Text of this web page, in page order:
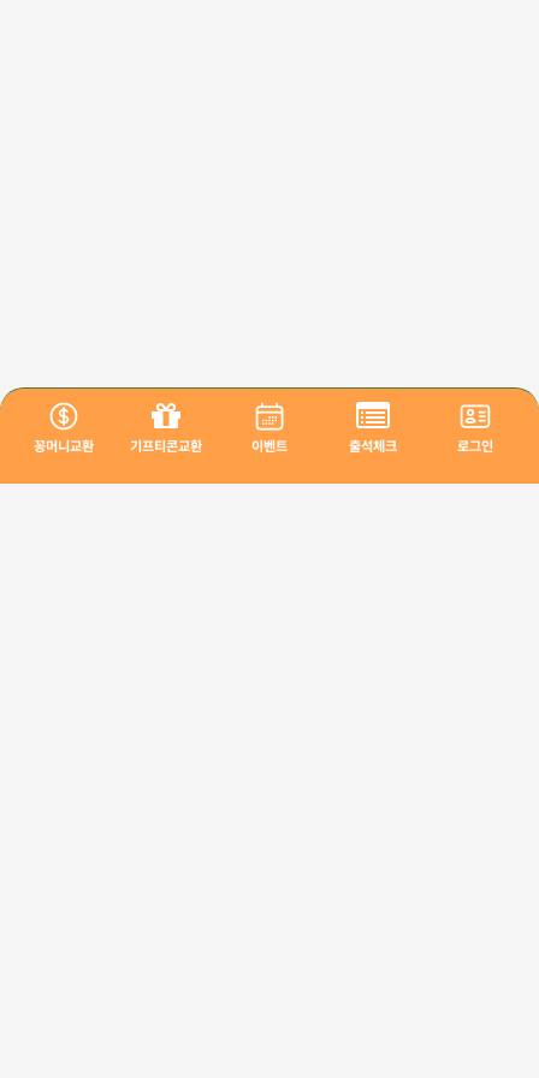
꽁머니교환 기프티콘교환 이벤트 출석체크 로그인